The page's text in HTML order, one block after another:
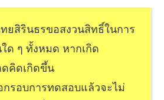
ยสิรินธรขอสงวนสิทธิ์ในการ
ด ๆ ทั้งหมด หากเกิด
คิดเกิดขึ้น
กรอบการทดสอบแล้วจะไม่